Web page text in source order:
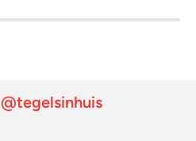
@tegelsinhuis